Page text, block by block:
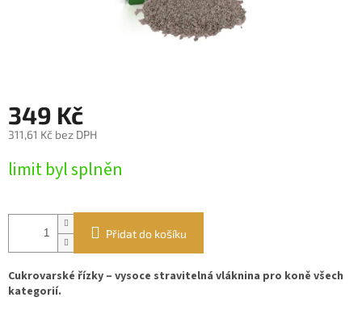
349 Kč
311,61 Kč bez DPH
cena:
limit byl splněn
Přidat do košíku
Cukrovarské řízky – vysoce stravitelná vláknina pro koně všech
kategorií.